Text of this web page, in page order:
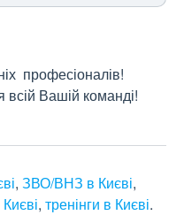
професіоналів!
всій Вашій команді!
, ЗВО/ВНЗ в Києві,
, тренінги в Києві.